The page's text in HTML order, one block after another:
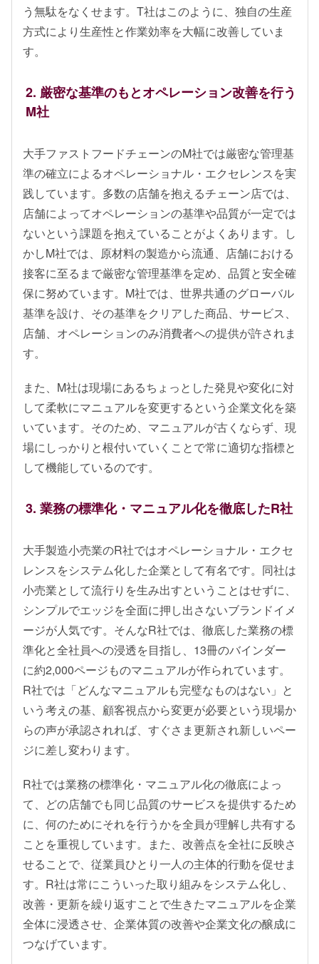
う無駄をなくせます。T社はこのように、独自の生産
方式により生産性と作業効率を大幅に改善していま
す。
2. 厳密な基準のもとオペレーション改善を行う
M社
大手ファストフードチェーンのM社では厳密な管理基
準の確立によるオペレーショナル・エクセレンスを実
践しています。多数の店舗を抱えるチェーン店では、
店舗によってオペレーションの基準や品質が一定では
ないという課題を抱えていることがよくあります。し
かしM社では、原材料の製造から流通、店舗における
接客に至るまで厳密な管理基準を定め、品質と安全確
保に努めています。M社では、世界共通のグローバル
基準を設け、その基準をクリアした商品、サービス、
店舗、オペレーションのみ消費者への提供が許されま
す。
また、M社は現場にあるちょっとした発見や変化に対
して柔軟にマニュアルを変更するという企業文化を築
いています。そのため、マニュアルが古くならず、現
場にしっかりと根付いていくことで常に適切な指標と
して機能しているのです。
3. 業務の標準化・マニュアル化を徹底したR社
大手製造小売業のR社ではオペレーショナル・エクセ
レンスをシステム化した企業として有名です。同社は
小売業として流行りを生み出すということはせずに、
シンプルでエッジを全面に押し出さないブランドイメ
ージが人気です。そんなR社では、徹底した業務の標
準化と全社員への浸透を目指し、13冊のバインダー
に約2,000ページものマニュアルが作られています。
R社では「どんなマニュアルも完璧なものはない」と
いう考えの基、顧客視点から変更が必要という現場か
らの声が承認されれば、すぐさま更新され新しいペー
ジに差し変わります。
R社では業務の標準化・マニュアル化の徹底によっ
て、どの店舗でも同じ品質のサービスを提供するため
に、何のためにそれを行うかを全員が理解し共有する
ことを重視しています。また、改善点を全社に反映さ
せることで、従業員ひとり一人の主体的行動を促せま
す。R社は常にこういった取り組みをシステム化し、
改善・更新を繰り返すことで生きたマニュアルを企業
全体に浸透させ、企業体質の改善や企業文化の醸成に
つなげています。